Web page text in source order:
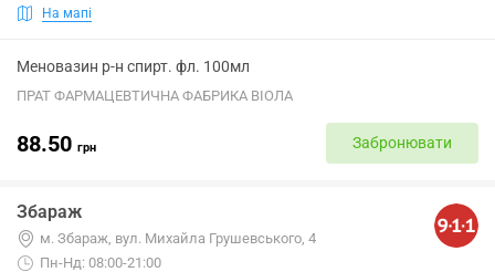
На мапі
Меновазин р-н спирт. фл. 100мл
ПРАТ ФАРМАЦЕВТИЧНА ФАБРИКА ВІОЛА
88.50 грн Забронювати
Збараж
м. Збараж, вул. Михайла Грушевського, 4
Пн-Нд: 08:00-21:00